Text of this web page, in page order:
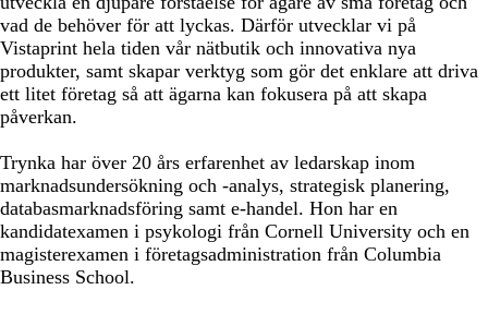
vad de behöver för att lyckas. Därför utvecklar vi på
Vistaprint hela tiden vår nätbutik och innovativa nya
produkter, samt skapar verktyg som gör det enklare att driva
ett litet företag så att ägarna kan fokusera på att skapa
påverkan.
Trynka har över 20 års erfarenhet av ledarskap inom
marknadsundersökning och -analys, strategisk planering,
databasmarknadsföring samt e-handel. Hon har en
kandidatexamen i psykologi från Cornell University och en
magisterexamen i företagsadministration från Columbia
Business School.